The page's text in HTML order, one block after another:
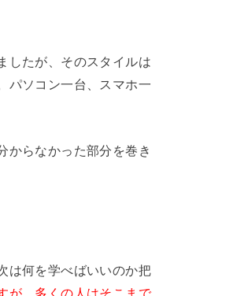
したが、そのスタイルは
パソコン一台、スマホ一
からなかった部分を巻き
は何を学べばいいのか把
が、多くの人はそこまで